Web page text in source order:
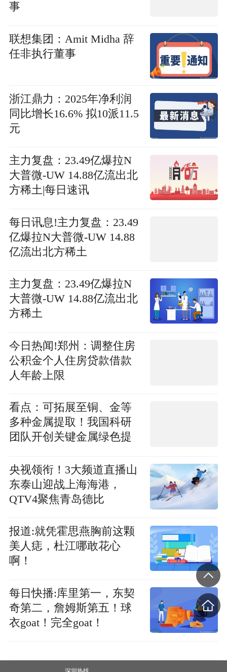
事
联想集团：Amit Midha 辞
任非执行董事
浙江鼎力：2025年净利润
同比增长16.6% 拟10派11.5
元
主力复盘：23.49亿爆拉N
大普微-UW 14.88亿流出北
方稀土|每日速讯
每日讯息!主力复盘：23.49
亿爆拉N大普微-UW 14.88
亿流出北方稀土
主力复盘：23.49亿爆拉N
大普微-UW 14.88亿流出北
方稀土
今日热闻!郑州：调整住房
公积金个人住房贷款借款
人年龄上限
看点：可拓展至铜、金等
多种金属提取！我国科研
团队开创关键金属绿色提
央视领衔！3大频道直播山
东泰山迎战上海海港，
QTV4聚焦青岛德比
报道:就凭霍思燕胸前这颗
美人痣，杜江哪敢花心
啊！
每日快播:库里第一，东契
奇第二，詹姆斯第五！球
衣goat！完全goat！